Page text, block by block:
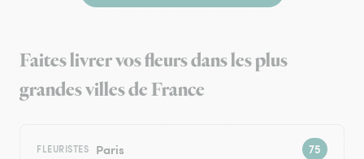
Faites livrer vos fleurs dans les plus
grandes villes de France
FLEURISTES Paris